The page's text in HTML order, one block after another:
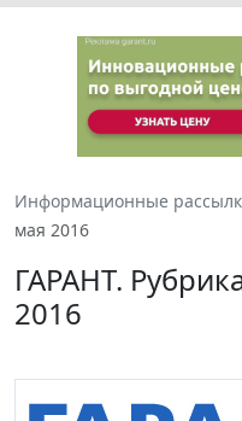
Информационные
мая 2016
ГАРАНТ.
2016